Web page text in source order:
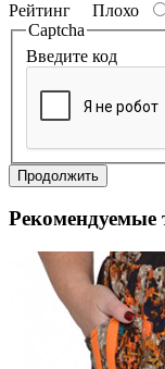
Рейтинг Плохо
Captcha
Введите код
Продолжить
Рекомендуемые